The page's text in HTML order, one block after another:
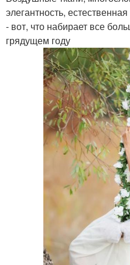
элегантность,
- вот, что набирает все
грядущем году